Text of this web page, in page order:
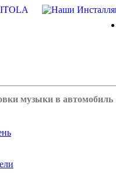
музыки в автомобиль